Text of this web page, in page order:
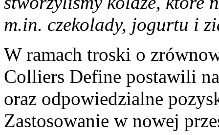
m.in. czekolady, jogurtu i
W ramach troski o
Colliers Define postawili
oraz odpowiedzialne
Zastosowanie w nowej